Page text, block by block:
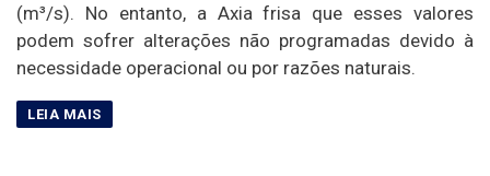
(m³/s). No entanto, a Axia frisa que esses valores
podem sofrer alterações não programadas devido à
necessidade operacional ou por razões naturais.